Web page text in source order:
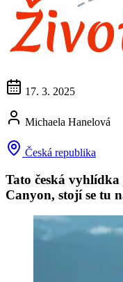
17. 3. 2025
Michaela Hanelová
Česká republika
Tato česká
Canyon, stojí se tu